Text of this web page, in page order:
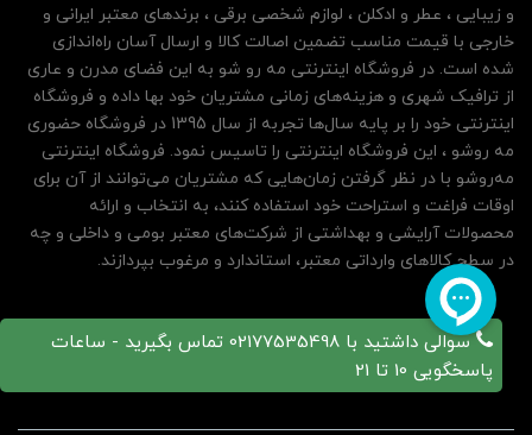
سوالی داشتید با 02177535498 تماس بگیرید - ساعات
پاسخگویی 10 تا 21
و زیبایی ، عطر و ادکلن ، لوازم شخصی برقی ، برندهای معتبر ایرانی و
خارجی با قیمت مناسب تضمین اصالت کالا و ارسال آسان راه‌اندازی
شده است. در فروشگاه اینترنتی مه رو شو به این فضای مدرن و عاری
از ترافیک شهری و هزینه‌های زمانی مشتریان خود بها داده و فروشگاه
اینترنتی خود را بر پایه سال‌ها تجربه از سال 1395 در فروشگاه حضوری
مه روشو ، این فروشگاه اینترنتی را تاسیس نمود. فروشگاه اینترنتی
مه‌رو‌شو با در نظر گرفتن زمان‌هایی که مشتریان می‌توانند از آن‌ برای
اوقات فراغت و استراحت خود استفاده کنند، به انتخاب و ارائه
محصولات آرایشی و بهداشتی از شرکت‌های معتبر بومی و داخلی و چه
در سطح کالاهای وارداتی معتبر، استاندارد و مرغوب بپردازند.